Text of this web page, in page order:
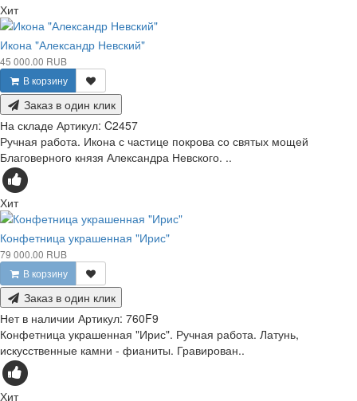
Хит
Икона "Александр Невский"
45 000.00 RUB
В корзину
Заказ в один клик
На складе Артикул: C2457
Ручная работа. Икона с частице покрова со святых мощей
Благоверного князя Александра Невского. ..
Хит
Конфетница украшенная "Ирис"
79 000.00 RUB
В корзину
Заказ в один клик
Нет в наличии Артикул: 760F9
Конфетница украшенная "Ирис". Ручная работа. Латунь,
искусственные камни - фианиты. Гравирован..
Хит